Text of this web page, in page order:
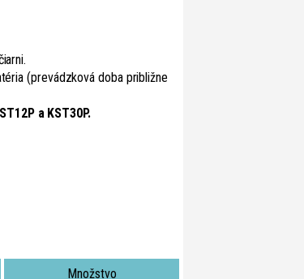
(prevádzková doba približne
a KST30P.
Množstvo